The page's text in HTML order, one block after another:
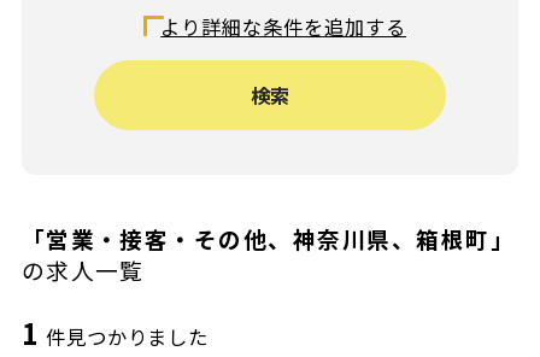
〜
給与（月給）
施設形態
認可保育園
小規模認可園
より詳細な条件を追加する
検索
「営業・接客・その他、神奈川県、箱根町」
の求人一覧
1 件見つかりました